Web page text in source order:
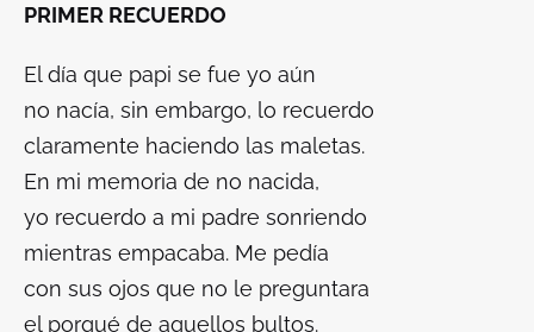
PRIMER RECUERDO
El día que papi se fue yo aún
no nacía, sin embargo, lo recuerdo
claramente haciendo las maletas.
En mi memoria de no nacida,
yo recuerdo a mi padre sonriendo
mientras empacaba. Me pedía
con sus ojos que no le preguntara
el porqué de aquellos bultos.